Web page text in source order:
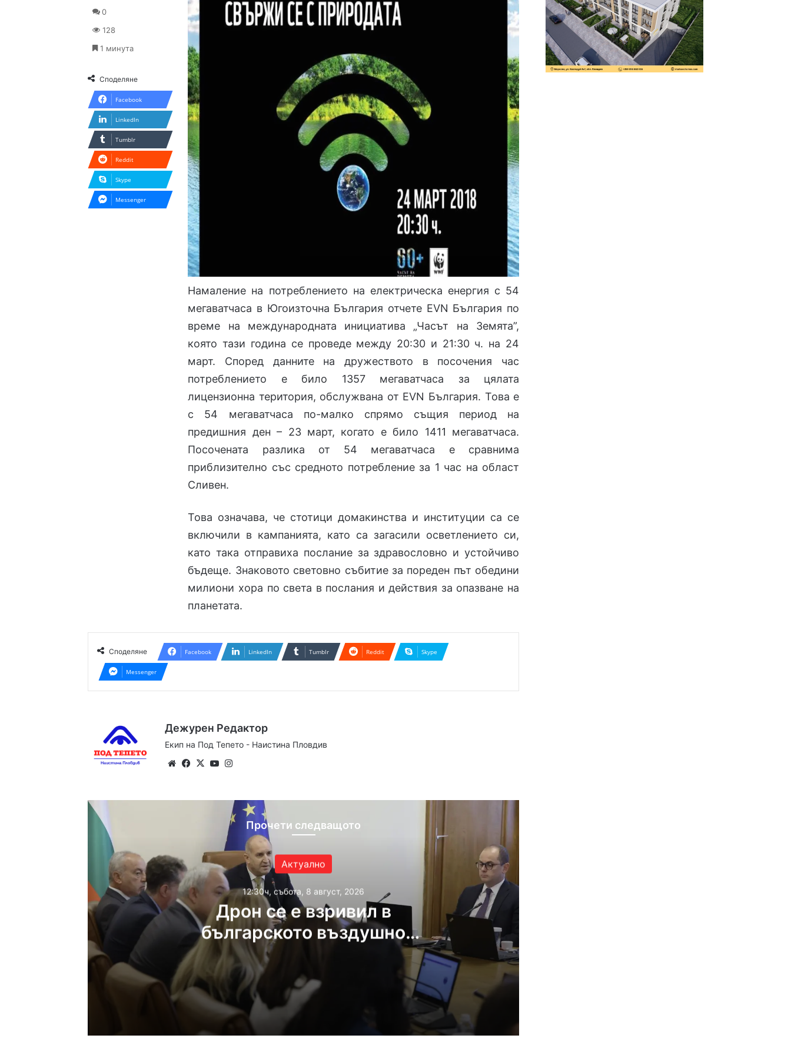
Намаление на потреблението на електрическа енергия с 54
мегаватчаса в Югоизточна България отчете ЕVN България по
време на международната инициатива „Часът на Земята”,
която тази година се проведе между 20:30 и 21:30 ч. на 24
март. Според данните на дружеството в посочения час
потреблението е било 1357 мегаватчаса за цялата
лицензионна територия, обслужвана от ЕVN България. Това е
с 54 мегаватчаса по-малко спрямо същия период на
предишния ден – 23 март, когато е било 1411 мегаватчаса.
Посочената разлика от 54 мегаватчаса е сравнимa
приблизително със средното потребление за 1 час на област
Сливен.
Това означава, че стотици домакинства и институции са се
включили в кампанията, като са загасили осветлението си,
като така отправиха послание за здравословно и устойчиво
бъдеще. Знаковото световно събитие за пореден път обедини
милиони хора по света в послания и действия за опазване на
планетата.
0
128
1 минута
Споделяне
Facebook
LinkedIn
Tumblr
Reddit
Skype
Messenger
Споделяне Facebook LinkedIn Tumblr Reddit Skype
Messenger
Дежурен Редактор
Екип на Под Тепето - Наистина Пловдив
WebsiteFacebook
X YouTube
Прочети следващото
Актуално
12:30ч, събота, 8 август, 2026
Дрон се е взривил в
българското въздушно
пространство
12:30ч, събота, 8 август, 2026
Дрон се е взривил в българското въздушно пространство